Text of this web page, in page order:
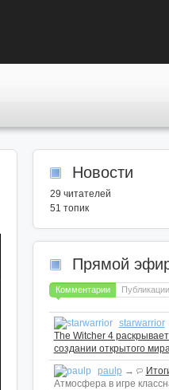
Новости
29 читателей
51 топик
Прямой
Комментарии Публикации
starwarrior
The Witcher 4
создании открытого
paulp →
Атмосфера в игре